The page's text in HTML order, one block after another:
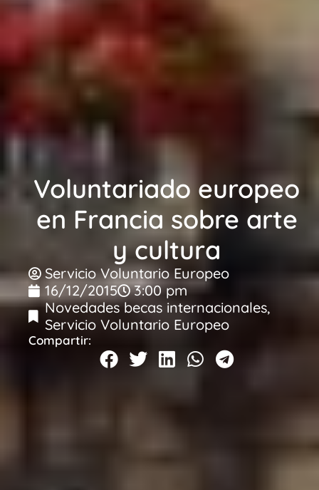
Voluntariado europeo
en Francia sobre arte
y cultura
Servicio Voluntario Europeo
16/12/2015
3:00 pm
Novedades becas internacionales,
Servicio Voluntario Europeo
Compartir: